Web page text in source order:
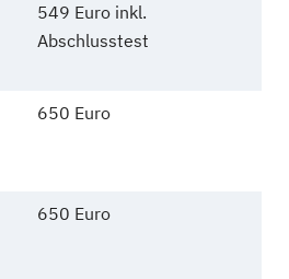
549 Euro inkl.
Abschlusstest
650 Euro
650 Euro